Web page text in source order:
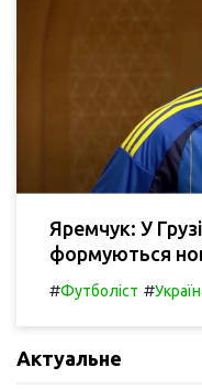
Яремчук: У
формуються
#Футболіст #
Актуальне